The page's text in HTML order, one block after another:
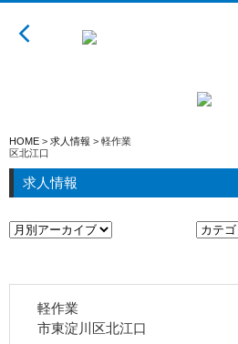
HOME > 求人情報 > 軽作業 時給
区北江口
求人情報
軽作業 時給
市東淀川区北江口
企業様向
業務事例
会社案内
スタッ